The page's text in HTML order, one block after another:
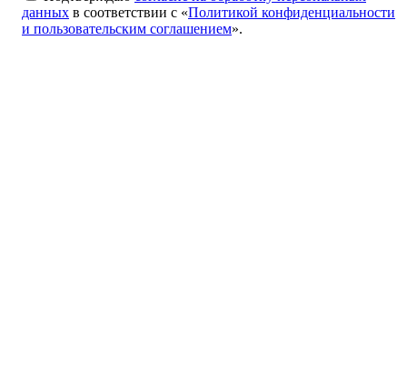
данных в соответствии с «Политикой конфиденциальности
и пользовательским соглашением».